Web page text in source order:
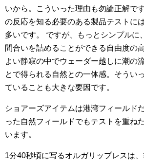
いから。こういった理由も勿論正解で
の反応を知る必要のある製品テストに
多いです。 ですが、もっとシンプルに
間合いを詰めることができる自由度の
よい静寂の中でウェーダー越しに潮の
とで得られる自然との一体感。そうい
ていることも大きな要因です。
ショアーズアイテムは港湾フィールド
った自然フィールドでもテストを重ね
います。
1分40秒頃に写るオルガリップレスは